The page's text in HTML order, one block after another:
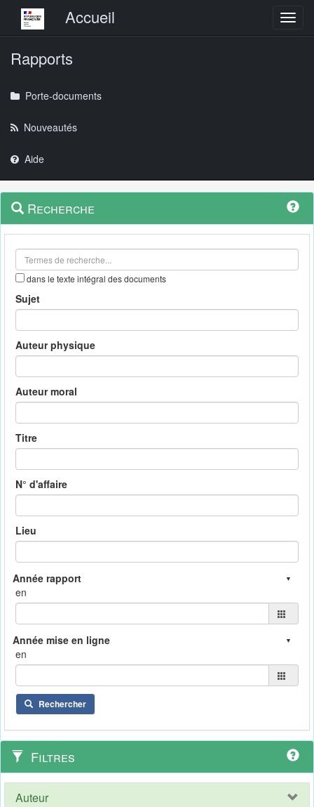
Menu principalAccueil
Rapports
Porte-documents
Nouveautés
Aide
Navigation
outils
Menu
contextuel
Recherche
dans le texte intégral des documents
Sujet
Auteur physique
Auteur moral
Titre
N° d'affaire
Lieu
en
en
Rechercher
Filtres
Auteur